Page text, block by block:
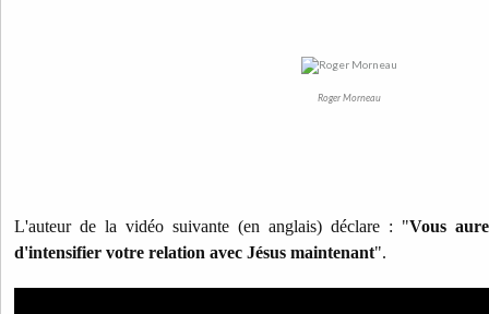
Roger Morneau
L'auteur de la vidéo suivante (en anglais) déclare : "Vous
d'intensifier votre relation avec Jésus maintenant".